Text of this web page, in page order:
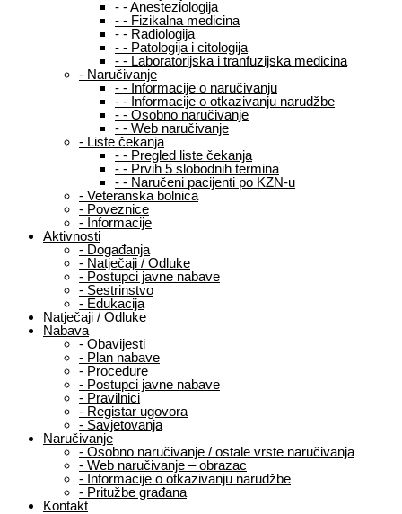
- -Anesteziologija
- - Fizikalna medicina
- - Radiologija
- - Patologija i citologija
- - Laboratorijska i tranfuzijska medicina
- Naručivanje
- - Informacije o naručivanju
- - Informacije o otkazivanju narudžbe
- - Osobno naručivanje
- - Web naručivanje
- Liste čekanja
- - Pregled liste čekanja
- - Prvih 5 slobodnih termina
- - Naručeni pacijenti po KZN-u
- Veteranska bolnica
- Poveznice
- Informacije
Aktivnosti
- Događanja
- Natječaji / Odluke
- Postupci javne nabave
- Sestrinstvo
- Edukacija
Natječaji / Odluke
Nabava
- Obavijesti
- Plan nabave
- Procedure
- Postupci javne nabave
- Pravilnici
- Registar ugovora
- Savjetovanja
Naručivanje
- Osobno naručivanje / ostale vrste naručivanja
- Web naručivanje – obrazac
- Informacije o otkazivanju narudžbe
- Pritužbe građana
Kontakt